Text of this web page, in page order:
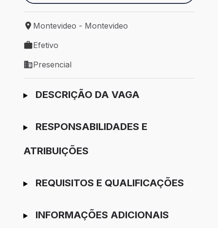
Local de trabalho: Montevideo - Montevideo
Montevideo - Montevideo
Tipo de vaga: Efetivo
Efetivo
Modelo de trabalho: Presencial
Presencial
Ir para candidatura
DESCRIÇÃO DA VAGA
RESPONSABILIDADES E
ATRIBUIÇÕES
REQUISITOS E QUALIFICAÇÕES
INFORMAÇÕES ADICIONAIS